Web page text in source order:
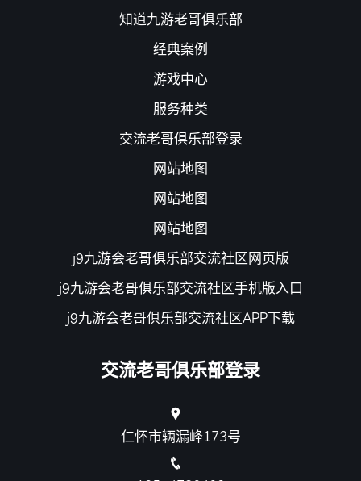
知道九游老哥俱乐部
经典案例
游戏中心
服务种类
交流老哥俱乐部登录
网站地图
网站地图
网站地图
j9九游会老哥俱乐部交流社区网页版
j9九游会老哥俱乐部交流社区手机版入口
j9九游会老哥俱乐部交流社区APP下载
交流老哥俱乐部登录
仁怀市辆漏峰173号